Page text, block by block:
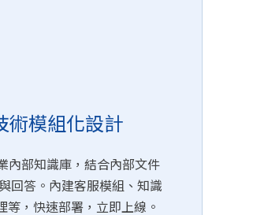
術模組化設計
內部知識庫，結合內部文件
回答。內建客服模組、知識
等，快速部署，立即上線。